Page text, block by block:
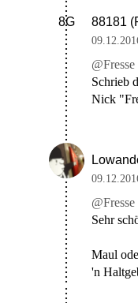
8G 88181
Schrieb
Nick
Sehr
Maul
'n